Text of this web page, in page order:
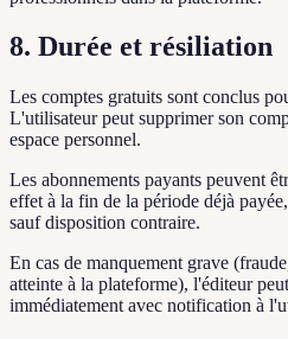
8. Durée et résiliation
Les comptes gratuits sont conclus
L'utilisateur peut supprimer son
espace personnel.
Les abonnements payants peuvent
effet à la fin de la période déjà
sauf disposition contraire.
En cas de manquement grave
atteinte à la plateforme), l'éditeur
immédiatement avec notification à